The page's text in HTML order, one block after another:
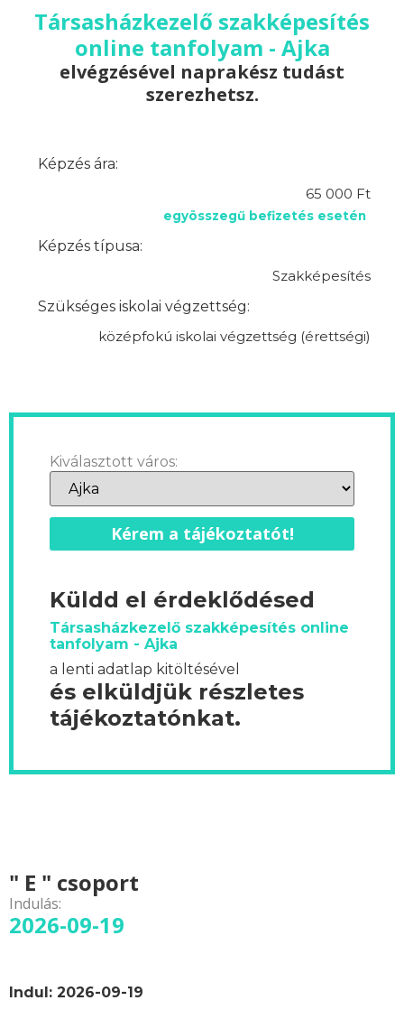
Társasházkezelő szakképesítés
online tanfolyam - Ajka
elvégzésével naprakész tudást
szerezhetsz.
Képzés ára:
65 000 Ft
egyösszegű befizetés esetén
Képzés típusa:
Szakképesítés
Szükséges iskolai végzettség:
középfokú iskolai végzettség (érettségi)
Kiválasztott város:
Kérem a tájékoztatót!
Küldd el érdeklődésed
Társasházkezelő szakképesítés online
tanfolyam - Ajka
a lenti adatlap kitöltésével
és elküldjük részletes
tájékoztatónkat.
" E " csoport
Indulás:
2026-09-19
Indul: 2026-09-19